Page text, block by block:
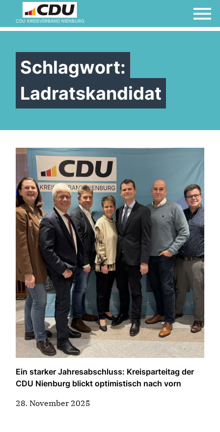
CDU KREISVERBAND NIENBURG
Schlagwort:
Ladratskandidat
Ein starker Jahresabschluss: Kreisparteitag der
CDU Nienburg blickt optimistisch nach vorn
28. November 2025